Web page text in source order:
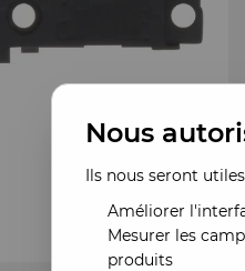
Nous
Ils nous seront
Améliorer
Mesurer les
produits